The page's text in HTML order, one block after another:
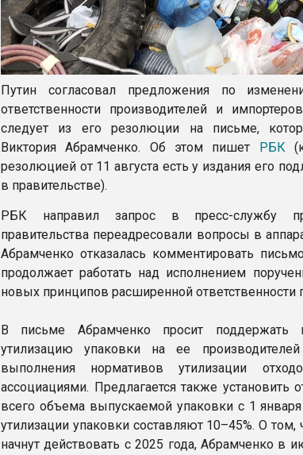
Путин согласовал предложения по
ответственности производителей и
следует из его резолюции на письме,
Виктория Абрамченко. Об этом пишет
РБК
резолюцией от 11 августа есть у издания его
в правительстве).
РБК направил запрос в пресс-службу
правительства переадресовали вопросы в
Абрамченко отказалась комментировать
продолжает работать над исполнением
новых принципов расширенной ответственности
В письме Абрамченко просит поддержать
утилизацию упаковки на ее
выполнения нормативов утилизации
ассоциациями. Предлагается также установить
всего объема выпускаемой упаковки с 1
утилизации упаковки составляют 10–45%. О
начнут действовать с 2025 года, Абрамченко в